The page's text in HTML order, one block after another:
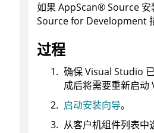
如果 AppScan®Source 安
Source for Development
过程
确保 Visual Studio
成后将需要重新启动
启动安装向导。
从客户机组件列表中